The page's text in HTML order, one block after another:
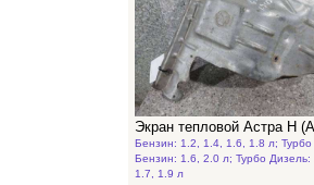
Экран тепловой Астра Н
Бензин: 1.2, 1.4, 1.6, 1.8 л; Турбо
Бензин: 1.6, 2.0 л; Турбо Дизель:
1.7, 1.9 л